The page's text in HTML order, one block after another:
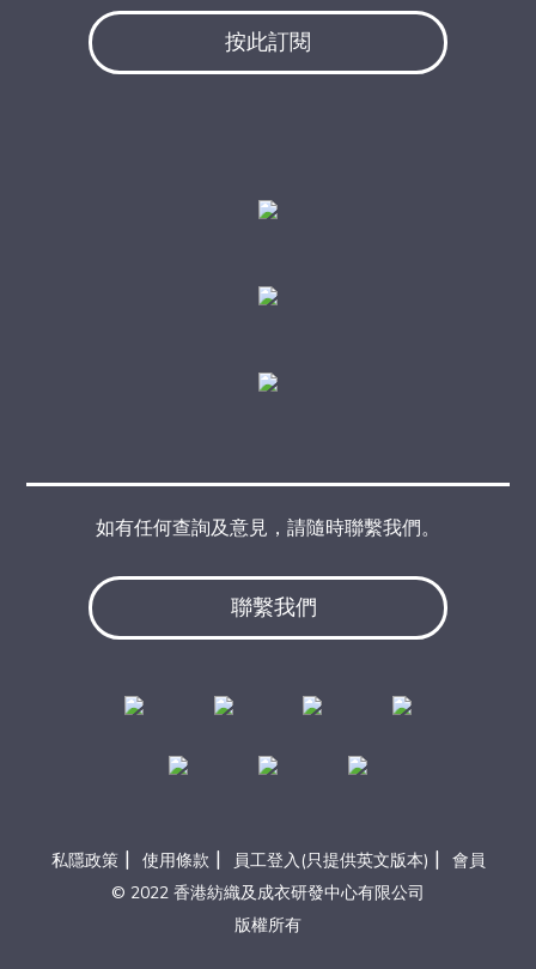
按此訂閱
聯繫我們
如有任何查詢及意見，請隨時聯繫我們。
私隱政策 | 使用條款 | 員工登入(只提供英文版本) | 會員
© 2022 香港紡織及成衣研發中心有限公司
版權所有